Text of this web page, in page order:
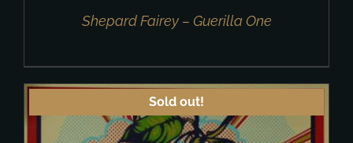
Shepard Fairey – Guerilla One
Sold out!